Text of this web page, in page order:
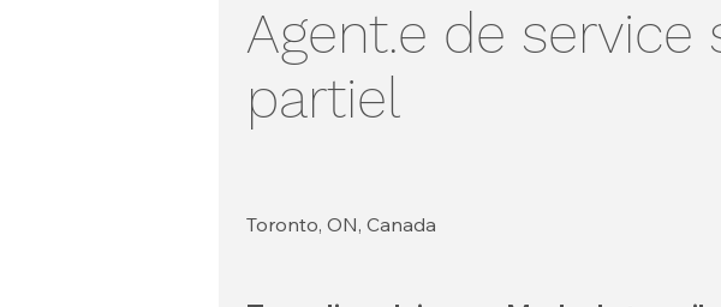
Agent.e de service
partiel
Toronto, ON, Canada